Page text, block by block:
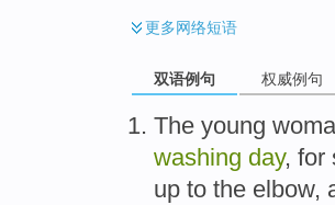
更多网络短语
双语例句 权威例句
The young
washing day, for
up to the elbow,